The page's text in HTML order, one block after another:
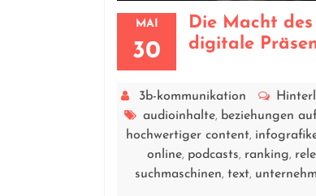
MAI
30
Die Macht
digitale
3b-kommunikation
audioinhalte, beziehungen
hochwertiger content,
online, podcasts, ranking,
suchmaschinen, text,